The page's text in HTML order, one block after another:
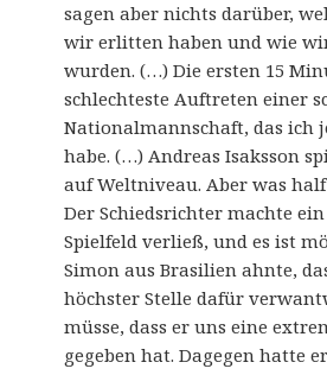
sagen aber nichts darüber,
wir erlitten haben und wie
wurden. (…) Die ersten 15
schlechteste Auftreten einer
Nationalmannschaft, das ich
habe. (…)Andreas Isaksson
auf Weltniveau. Aber was
Der Schiedsrichter machte
Spielfeld verließ, und es ist
Simon aus Brasilien ahnte,
höchster Stelle dafür
müsse, dass er uns eine
gegeben hat. Dagegen hatte